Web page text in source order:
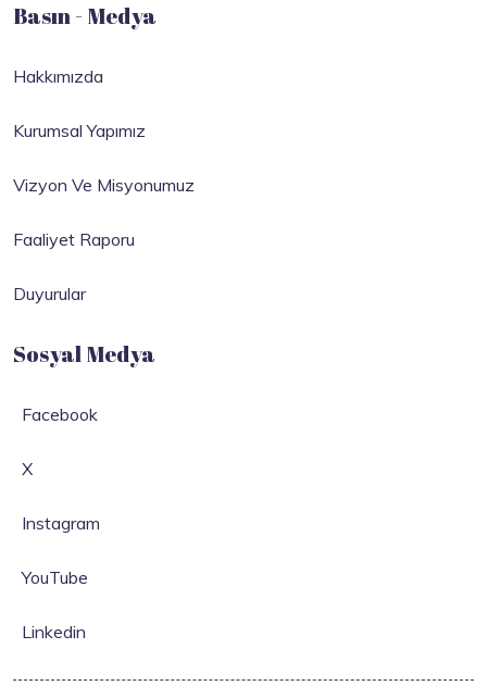
Basın - Medya
Hakkımızda
Kurumsal Yapımız
Vizyon Ve Misyonumuz
Faaliyet Raporu
Duyurular
Sosyal Medya
Facebook
X
Instagram
YouTube
Linkedin